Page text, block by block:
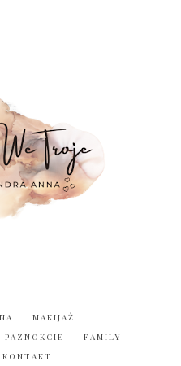
MAKIJAŻ
PAZNOKCIE
FAMILY
KONTAKT